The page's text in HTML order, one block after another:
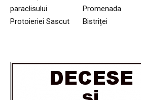
paraclisului
Protoieriei Sascut
Promenada
Bistriței